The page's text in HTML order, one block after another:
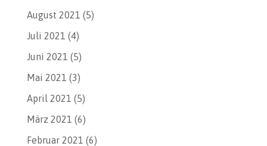
August 2021 (5)
Juli 2021 (4)
Juni 2021 (5)
Mai 2021 (3)
April 2021 (5)
März 2021 (6)
Februar 2021 (6)